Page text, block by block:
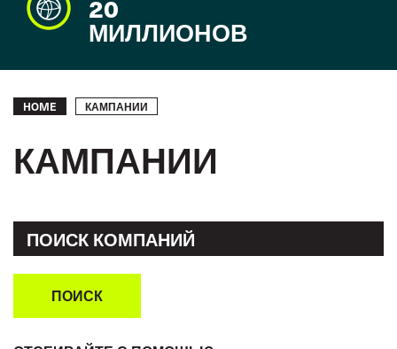
20
МИЛЛИОНОВ
Breadcrumb
HOME КАМПАНИИ
КАМПАНИИ
ПОИСК